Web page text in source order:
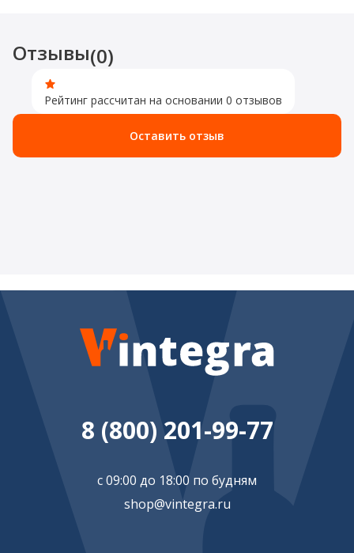
Отзывы(0)
Рейтинг рассчитан на основании 0 отзывов
Оставить отзыв
8 (800) 201-99-77
с 09:00 до 18:00 по будням
shop@vintegra.ru